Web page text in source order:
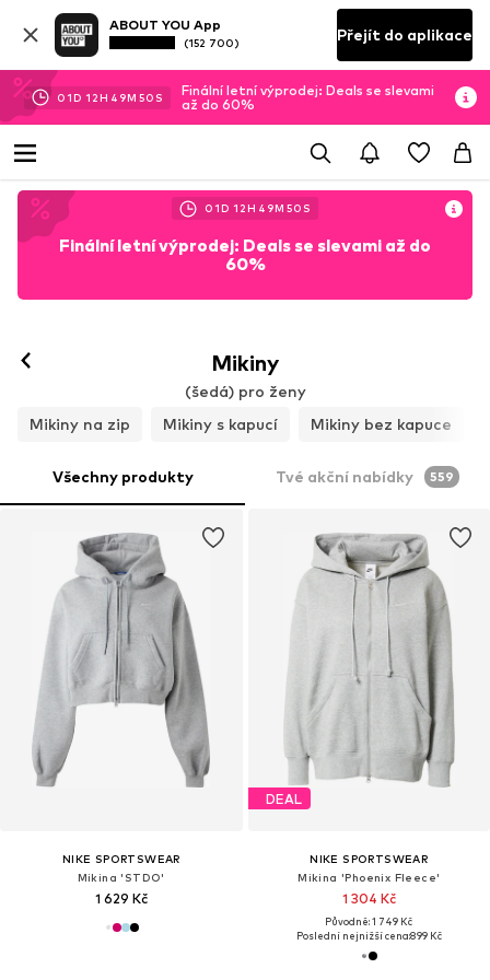
ABOUT YOU App
(152 700) Přejít do aplikace
01D 12H 49M 47 S
Finální letní výprodej: Deals se slevami
až do 60%
01D 12H 49M 47 S
Finální letní výprodej: Deals se slevami až do
60%
Mikiny
(šedá) pro ženy
Mikiny na zip
Mikiny s kapucí Mikiny bez kapuce
Všechny produkty Tvé akční nabídky 559
NIKE SPORTSWEAR
Mikina 'STDO'
1 629 Kč
DEAL
NIKE SPORTSWEAR
Mikina 'Phoenix Fleece'
1 304 Kč
Původně: 1 749 Kč
Poslední nejnižší cena:899 Kč